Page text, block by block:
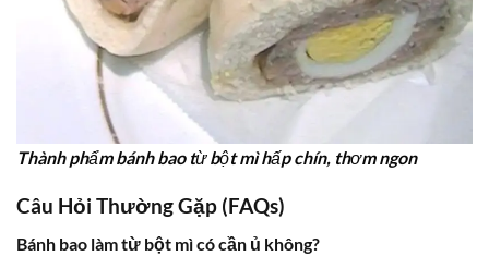
Thành phẩm bánh bao từ bột mì hấp chín, thơm ngon
Câu Hỏi Thường Gặp (FAQs)
Bánh bao làm từ bột mì có cần ủ không?